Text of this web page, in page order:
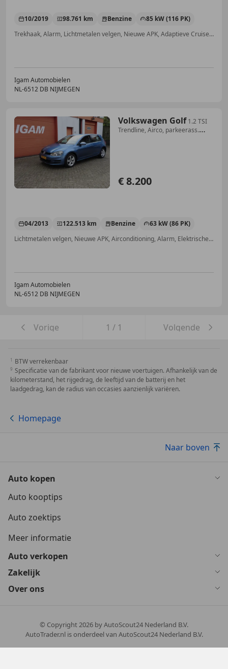
10/2019 98.761 km Benzine
85 kW (116 PK)
Trekhaak, Alarm, Lichtmetalen velgen, Nieuwe APK, Adaptieve Cruise Control, LED verlichting, Dakrails, Bochtverlichting
Igam Automobielen
NL-6512 DB NIJMEGEN
Volkswagen Golf 1.2 TSI
Trendline, Airco, parkeerass.
€ 8.200
04/2013 122.513 km Benzine
63 kW (86 PK)
Lichtmetalen velgen, Nieuwe APK, Airconditioning, Alarm, Elektrische ramen, Parkeerhulp achter, Elektrisch verstelbare buitenspiegels, Hill-Hold Control
Igam Automobielen
NL-6512 DB NIJMEGEN
Vorige 1 / 1 Volgende
BTW verrekenbaar
Specificatie van de fabrikant voor nieuwe voertuigen. Afhankelijk van de
kilometerstand, het rijgedrag, de leeftijd van de batterij en het
laadgedrag, kan de radius van occasies aanzienlijk variëren.
Homepage
Naar boven
Auto kopen
Auto kooptips
Auto zoektips
Meer informatie
Auto verkopen
Zakelijk
Over ons
© Copyright 2026 by AutoScout24 Nederland B.V.
AutoTrader.nl is onderdeel van AutoScout24 Nederland B.V.